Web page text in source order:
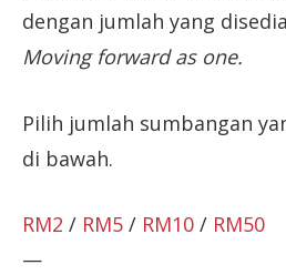
dengan jumlah yang
Moving forward as one.
Pilih jumlah sumbangan
di bawah.
RM2 / RM5 / RM10 / RM50
—